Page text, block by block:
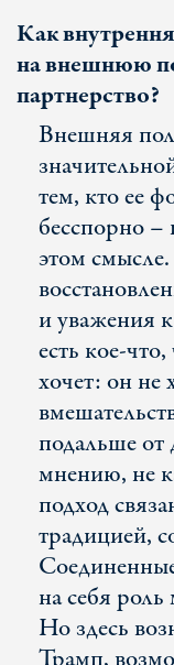
Как
на внешнюю
партнерство?
Внешняя
тем, кто ее
бесспорно –
этом
и уважения
есть кое-
хочет: он не
подальше от
мнению, не
подход
традицией,
на себя
Но здесь